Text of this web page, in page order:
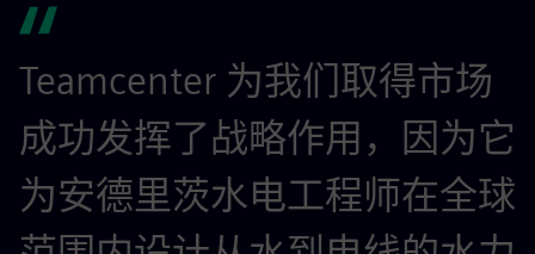
Teamcenter 为我们取得市场
成功发挥了战略作用，因为它
为安德里茨水电工程师在全球